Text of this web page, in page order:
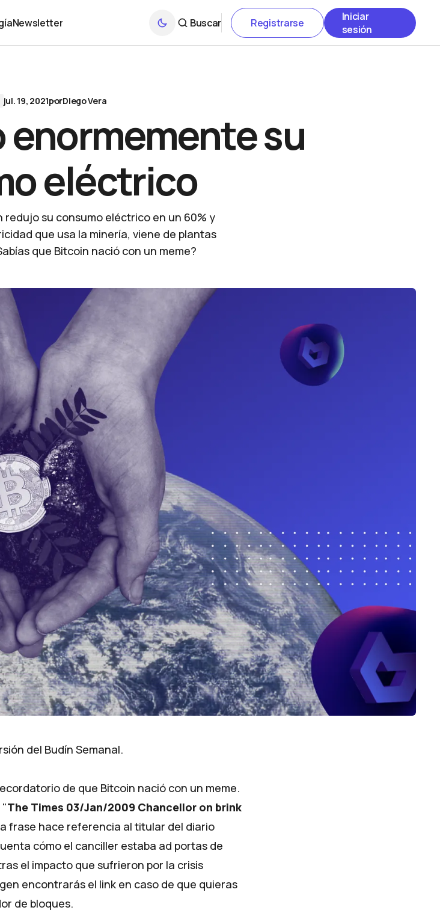
Newsletter
Buscar Registrarse
Iniciar
sesión
jul. 19, 2021porDiego Vera
su
eléctrico
redujo su consumo eléctrico en un 60% y
que usa la minería, viene de plantas
que Bitcoin nació con un meme?
del Budín Semanal.
de que Bitcoin nació con un meme.
The Times 03/Jan/2009 Chancellor on brink
frase hace referencia al titular del diario
cómo el canciller estaba ad portas de
el impacto que sufrieron por la crisis
encontrarás el link en caso de que quieras
de bloques.